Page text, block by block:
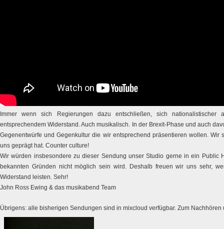
Immer wenn sich Regierungen dazu entschließen, sich nationalistischer
entsprechendem Widerstand. Auch musikalisch. In der Brexit-Phase und auch
Gegenentwürfe und Gegenkultur die wir entsprechend präsentieren wollen. Wir
uns geprägt hat. Counter culture!
Wir würden insbesondere zu dieser Sendung unser Studio gerne in ein Public
bekannten Gründen nicht möglich sein wird. Deshalb freuen wir uns sehr,
Widerstand leisten. Sehr!
John Ross Ewing & das musikabend Team
Übrigens: alle bisherigen Sendungen sind in mixcloud verfügbar. Zum Nachhören